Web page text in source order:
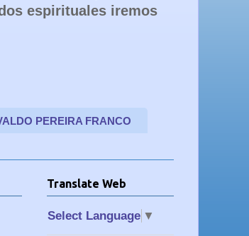
espirituales iremos
PEREIRA FRANCO
Translate Web
Select Language ▼